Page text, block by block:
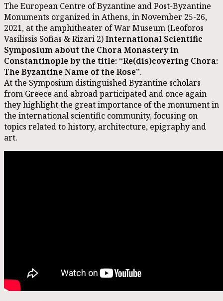
The European Centre of Byzantine and Post-Byzantine
Monuments organized in Athens, in November 25-26,
2021, at the amphitheater of War Museum (Leoforos
Vasilissis Sofias & Rizari 2)International Scientific
Symposium about the Chora Monastery in
Constantinople by the title: “Re(dis)covering Chora:
The Byzantine Νame of the Rose”.
At the Symposium distinguished Byzantine scholars
from Greece and abroad participated and once again
they highlight the great importance of the monument in
the international scientific community, focusing on
topics related to history, architecture, epigraphy and
art.